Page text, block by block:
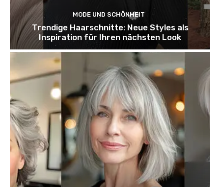
MODE UND SCHÖNHEIT
Trendige Haarschnitte: Neue Styles als
Inspiration für Ihren nächsten Look